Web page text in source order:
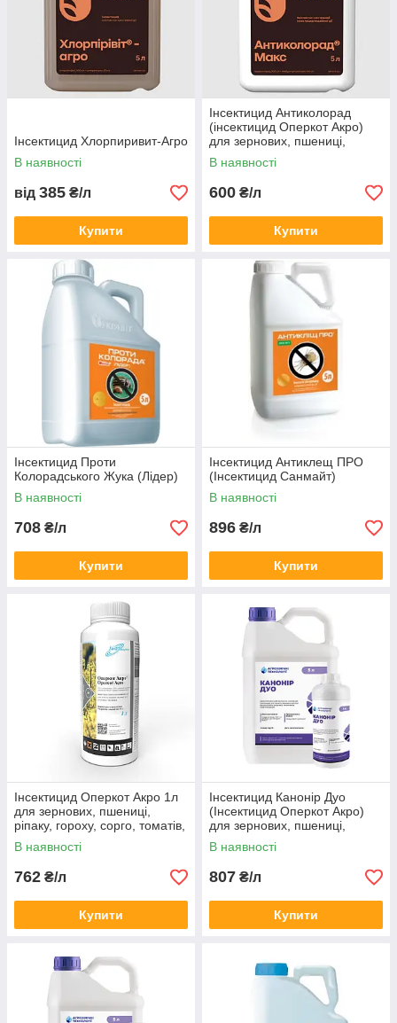
Інсектицид Хлорпиривит-Агро
В наявності
від 385 ₴/л
Купити
Інсектицид Антиколорад
(інсектицид Оперкот Акро)
для зернових, пшениці,
ріпаку, гороху, баклажанів
В наявності
600 ₴/л
Купити
Інсектицид Проти
Колорадського Жука (Лідер)
В наявності
708 ₴/л
Купити
Інсектицид Антиклещ ПРО
(Інсектицид Санмайт)
В наявності
896 ₴/л
Купити
Інсектицид Оперкот Акро 1л
для зернових, пшениці,
ріпаку, гороху, сорго, томатів,
огірків, цибулі, плодових
В наявності
762 ₴/л
Купити
Інсектицид Канонір Дуо
(Інсектицид Оперкот Акро)
для зернових, пшениці,
ріпаку, гороху, сорго, томат
В наявності
807 ₴/л
Купити